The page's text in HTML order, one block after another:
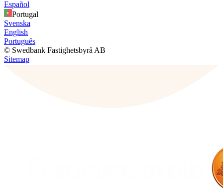
Español
Portugal
Svenska
English
Português
© Swedbank Fastighetsbyrå AB
Sitemap